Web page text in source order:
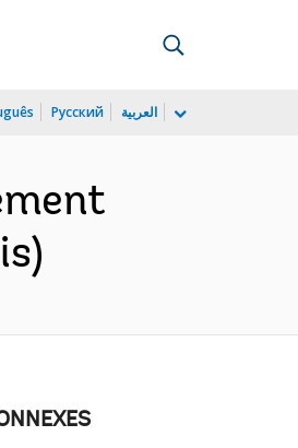
Русский العربية